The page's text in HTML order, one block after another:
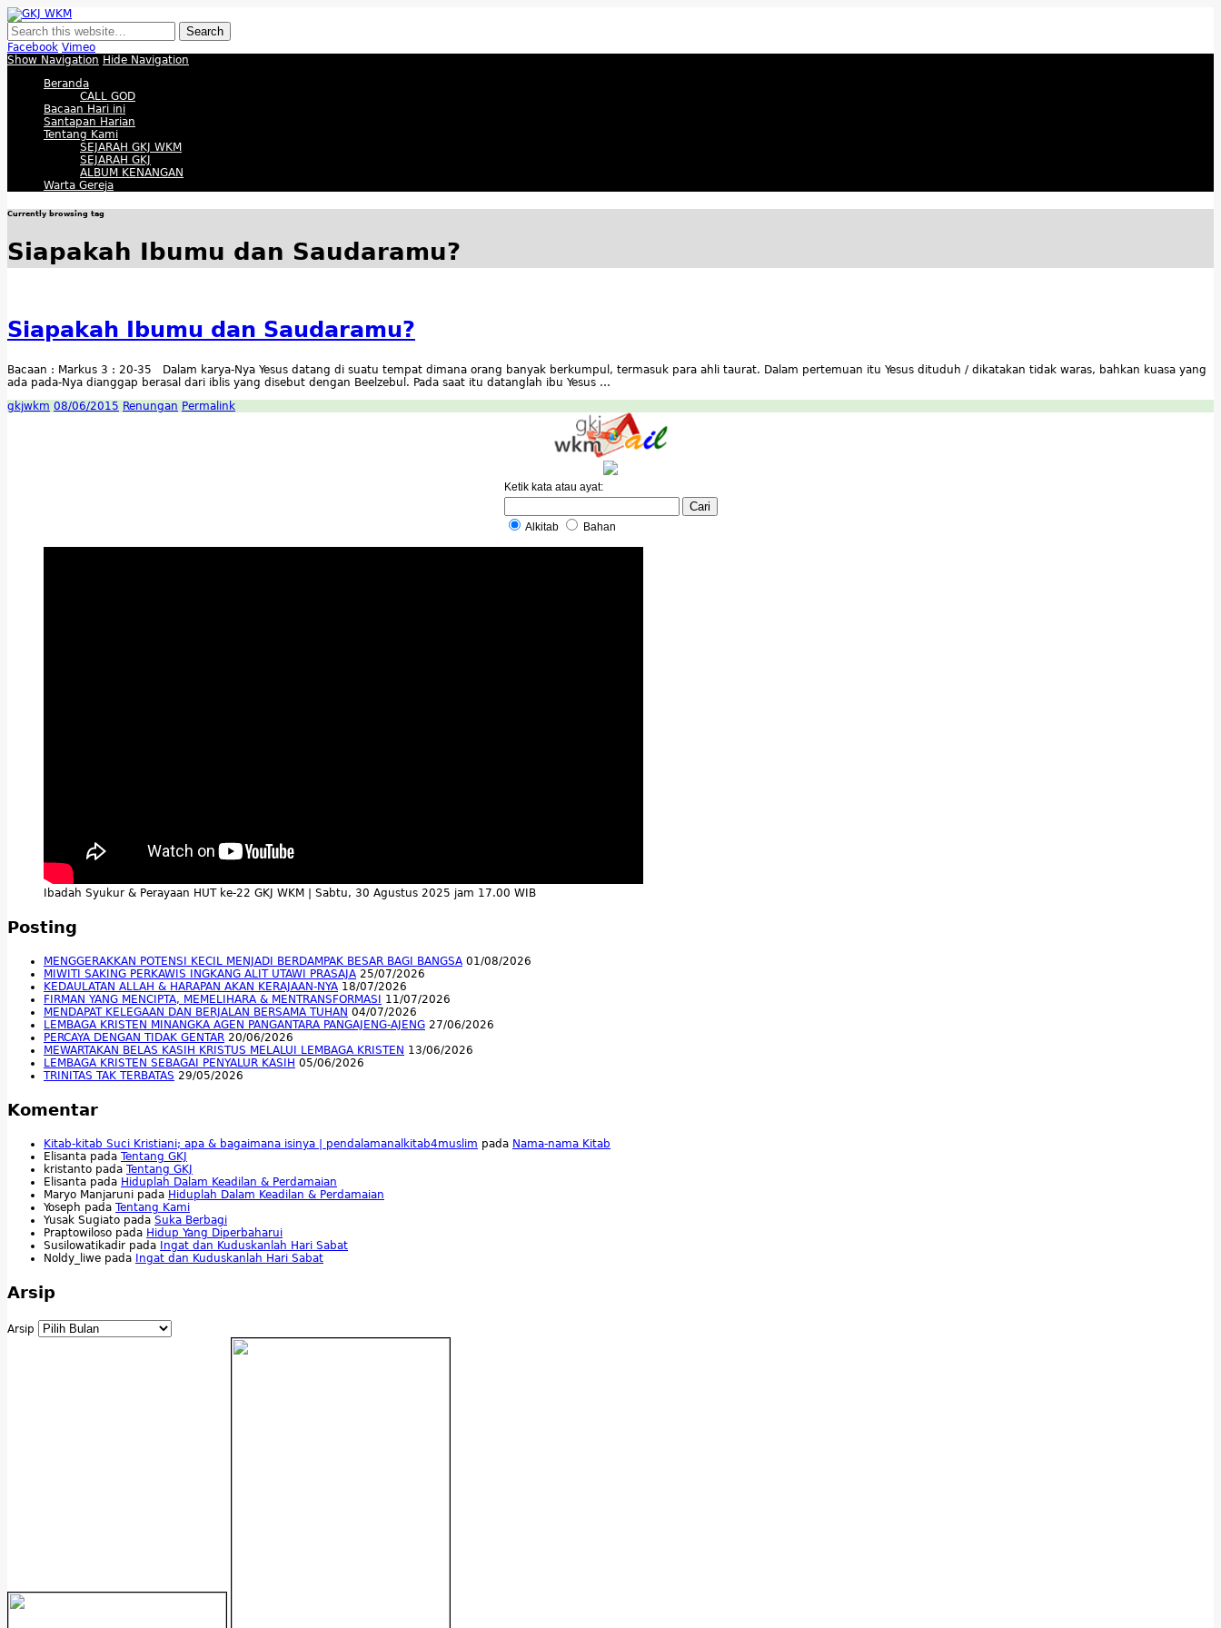
Membangun Gereja Kokoh melalui Pelayanan Holistik, Teknologi, dan Budaya Apresiatif
Facebook Vimeo
Show Navigation Hide Navigation
Beranda
CALL GOD
Bacaan Hari ini
Santapan Harian
Tentang Kami
SEJARAH GKJ WKM
SEJARAH GKJ
ALBUM KENANGAN
Warta Gereja
Currently browsing tag
Siapakah Ibumu dan Saudaramu?
Siapakah Ibumu dan Saudaramu?
Bacaan : Markus 3 : 20-35 Dalam karya-Nya Yesus datang di suatu tempat dimana orang banyak berkumpul, termasuk para ahli taurat. Dalam pertemuan itu Yesus dituduh / dikatakan tidak waras, bahkan kuasa yang
ada pada-Nya dianggap berasal dari iblis yang disebut dengan Beelzebul. Pada saat itu datanglah ibu Yesus …
gkjwkm 08/06/2015 Renungan Permalink
Ketik kata atau ayat:
Alkitab Bahan
Ibadah Syukur & Perayaan HUT ke-22 GKJ WKM | Sabtu, 30 Agustus 2025 jam 17.00 WIB
Posting
MENGGERAKKAN POTENSI KECIL MENJADI BERDAMPAK BESAR BAGI BANGSA 01/08/2026
MIWITI SAKING PERKAWIS INGKANG ALIT UTAWI PRASAJA 25/07/2026
KEDAULATAN ALLAH & HARAPAN AKAN KERAJAAN-NYA 18/07/2026
FIRMAN YANG MENCIPTA, MEMELIHARA & MENTRANSFORMASI 11/07/2026
MENDAPAT KELEGAAN DAN BERJALAN BERSAMA TUHAN 04/07/2026
LEMBAGA KRISTEN MINANGKA AGEN PANGANTARA PANGAJENG-AJENG 27/06/2026
PERCAYA DENGAN TIDAK GENTAR 20/06/2026
MEWARTAKAN BELAS KASIH KRISTUS MELALUI LEMBAGA KRISTEN 13/06/2026
LEMBAGA KRISTEN SEBAGAI PENYALUR KASIH 05/06/2026
TRINITAS TAK TERBATAS 29/05/2026
Komentar
Kitab-kitab Suci Kristiani; apa & bagaimana isinya | pendalamanalkitab4muslim pada Nama-nama Kitab
Elisanta pada Tentang GKJ
kristanto pada Tentang GKJ
Elisanta pada Hiduplah Dalam Keadilan & Perdamaian
Maryo Manjaruni pada Hiduplah Dalam Keadilan & Perdamaian
Yoseph pada Tentang Kami
Yusak Sugiato pada Suka Berbagi
Praptowiloso pada Hidup Yang Diperbaharui
Susilowatikadir pada Ingat dan Kuduskanlah Hari Sabat
Noldy_liwe pada Ingat dan Kuduskanlah Hari Sabat
Arsip
Arsip